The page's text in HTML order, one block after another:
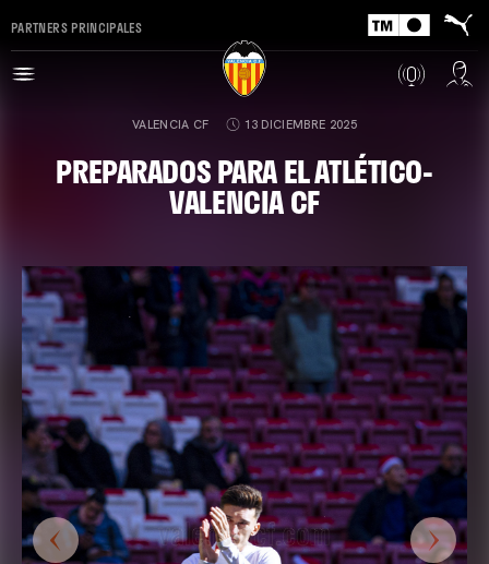
PARTNERS PRINCIPALES
VALENCIA CF 13 DICIEMBRE 2025
PREPARADOS PARA EL ATLÉTICO-
VALENCIA CF